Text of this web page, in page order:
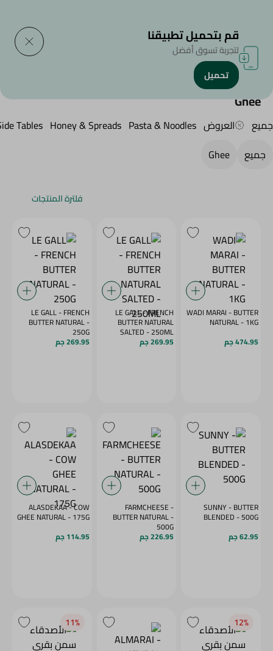
الرئيسية /منتجات البقالة
Ghee
جميع العروض Pasta & Noodles
Honey & Spreads
Tables
جميع
Ghee
فلترة المنتجات
WADI MARAI - BUTTER
NATURAL - 1KG
474.95 جم
LE GALL - FRENCH
BUTTER NATURAL
SALTED - 250ML
269.95 جم
LE GALL - FRENCH
BUTTER NATURAL -
250G
269.95 جم
SUNNY - BUTTER
BLENDED - 500G
62.95 جم
FARMCHEESE -
BUTTER NATURAL -
500G
226.95 جم
ALASDEKAA - COW
GHEE NATURAL - 175G
114.95 جم
12‎%‎
11‎%‎
قم بتحميل تطبيقنا
لتجربة تسوق أفضل
تحميل